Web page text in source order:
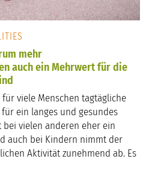
mehr
auch ein Mehrwert für die
viele Menschen tagtägliche
ein langes und gesundes
vielen anderen eher ein
auch bei Kindern nimmt der
Aktivität zunehmend ab. Es